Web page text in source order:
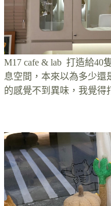
M17 cafe & lab 打造給40
息空間，本來以為多少還
的感覺不到異味，我覺得